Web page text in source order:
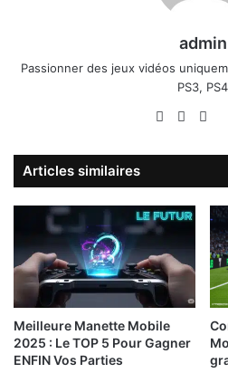
admin
Passionner des jeux vidéos
PS3, PS4
Website
Articles similaires
Meilleure Manette Mobile
2025 : Le TOP 5 Pour Gagner
ENFIN Vos Parties